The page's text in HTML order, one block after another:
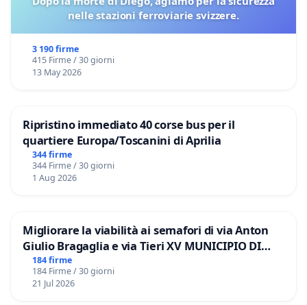
nelle stazioni ferroviarie svizzere.
3 190 firme
415 Firme / 30 giorni
13 May 2026
Ripristino immediato 40 corse bus per il
quartiere Europa/Toscanini di Aprilia
344 firme
344 Firme / 30 giorni
1 Aug 2026
Migliorare la viabilità ai semafori di via Anton
Giulio Bragaglia e via Tieri XV MUNICIPIO DI
ROMA
184 firme
184 Firme / 30 giorni
21 Jul 2026